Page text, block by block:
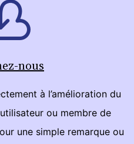
nous
à l’amélioration du
ou membre de
une simple remarque ou